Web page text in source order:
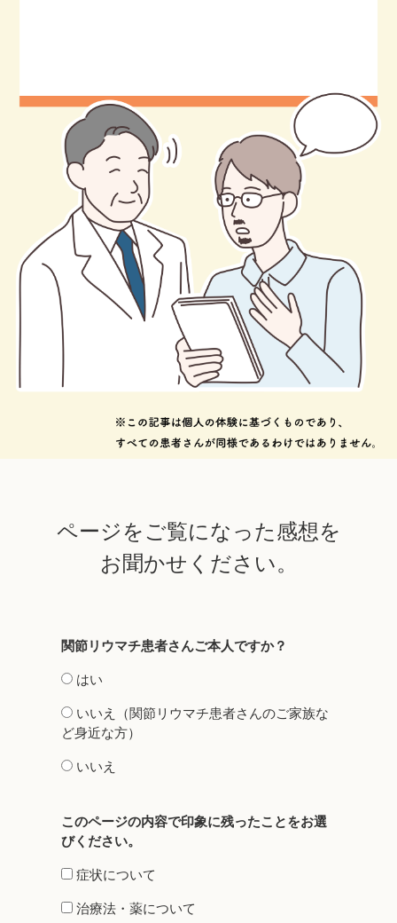
ページをご覧になった感想を
お聞かせください。
関節リウマチ患者さんご本人ですか？
はい
いいえ（関節リウマチ患者さんのご家族な
ど身近な方）
いいえ
このページの内容で印象に残ったことをお選
びください。​
症状について
治療法・薬について